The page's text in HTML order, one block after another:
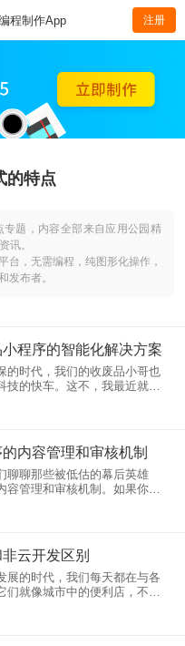
程制作App 注册
的特点
题，内容全部来自应用公园精
讯。
台，无需编程，纯图形化操作，
发布者。
程序的智能化解决方案
的时代，我们的收废品小哥也
技的快车。这不，我最近就投
小程序的伟大事业中，力图打
发的典范。
内容管理和审核机制
聊聊那些被低估的幕后英雄
管理和审核机制。如果你想
别急，先听我娓娓道来，让我
神秘面纱。
云开发区别
展的时代，我们每天都在与各
们就像城市中的便利店，不管
机的一角找到它们的踪影。但
过这些小程序是如何搭建起来